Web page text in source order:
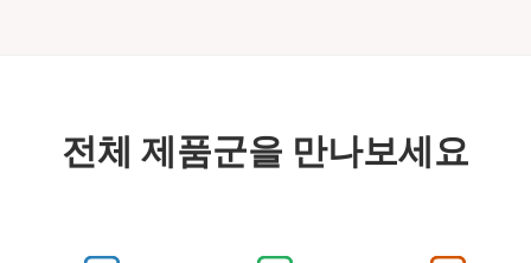
전체 제품군을 만나보세요